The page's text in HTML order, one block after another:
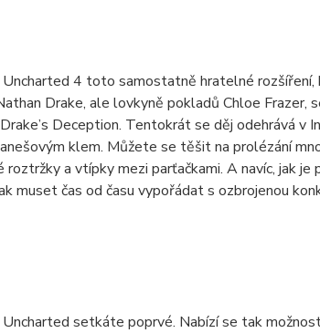
4 toto samostatně hratelné rozšíření,
Drake, ale lovkyně pokladů Chloe Frazer,
Deception. Tentokrát se děj odehrává v
klem. Můžete se těšit na prolézání
a vtípky mezi parťačkami. A navíc, jak je
muset čas od času vypořádat s ozbrojenou
setkáte poprvé. Nabízí se tak